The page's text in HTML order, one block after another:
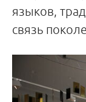
языков,
связь